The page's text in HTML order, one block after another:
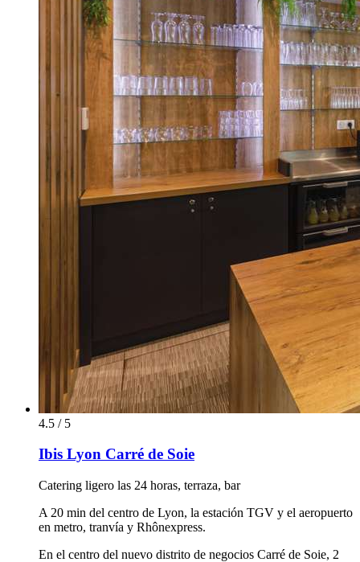
4.5 / 5
Ibis Lyon Carré de Soie
Catering ligero las 24 horas, terraza, bar
A 20 min del centro de Lyon, la estación TGV y el aeropuerto
en metro, tranvía y Rhônexpress.
En el centro del nuevo distrito de negocios Carré de Soie, 2